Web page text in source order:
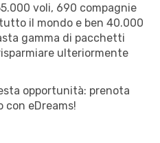
voli, 690 compagnie
il mondo e ben 40.000
gamma di pacchetti
ulteriormente
opportunità: prenota
con eDreams!